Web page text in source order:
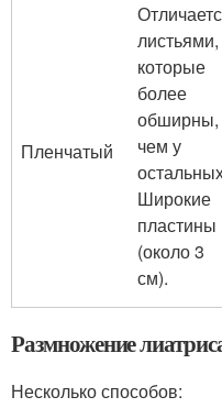
Пленчатый
листьями,
которые
более
обширны,
чем у
Широкие
пластины
(около 3
см).
Размножение
Несколько способов: